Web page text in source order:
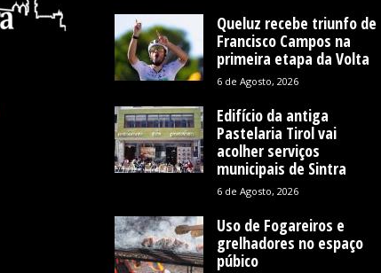
Queluz recebe triunfo de
Francisco Campos na
primeira etapa da Volta
6 de Agosto, 2026
Edifício da antiga
Pastelaria Tirol vai
acolher serviços
municipais de Sintra
6 de Agosto, 2026
Uso de Fogareiros e
grelhadores no espaço
púbico